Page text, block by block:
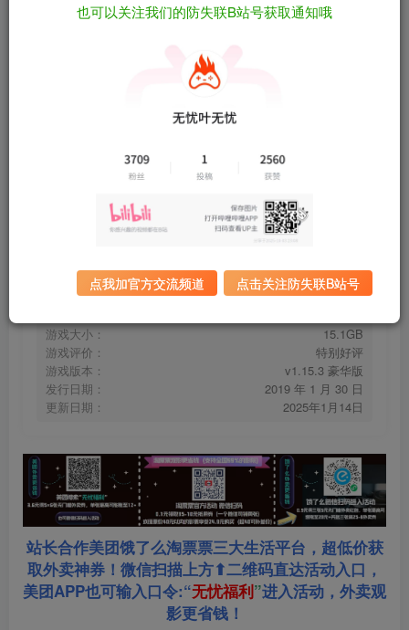
v1.15.3 豪华版 包含全DLC 附30级满金币初始存档 （官
夸克下载
有问题看网站顶部解压运
行教程排查
迅雷下载
全站统一解压密码：
sygu.cc
百度下载 UC下载
游戏大小：
15.1GB
游戏评价：
特别好评
游戏版本：
v1.15.3 豪华版
发行日期：
2019 年 1 月 30 日
更新日期：
2025年1月14日
站长合作美团饿了么淘票票三大生活平台，超低价获
取外卖神券！微信扫描上方⬆二维码直达活动入口，
美团APP也可输入口令:“无忧福利”进入活动，外卖观
影更省钱！
也可以关注我们的防失联B站号获取通知哦
点我加官方交流频道 点击关注防失联B站号